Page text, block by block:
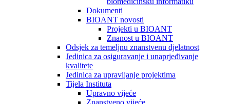
Dokumenti
BIOANT novosti
Projekti u BIOANT
Znanost u BIOANT
Odsjek za temeljnu znanstvenu djelatnost
Jedinica za osiguravanje i unaprjeđivanje
kvalitete
Jedinica za upravljanje projektima
Tijela Instituta
Upravno vijeće
Znanstveno vijeće